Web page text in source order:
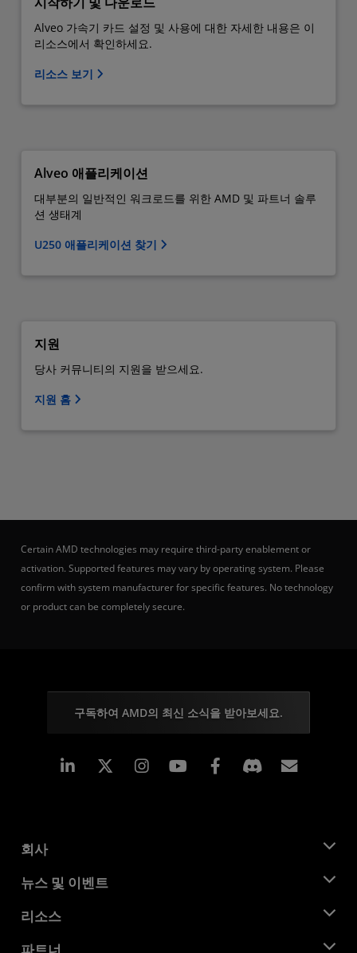
Alveo 가속기 카드 설정 및 사용에 대한 자세한 내용은 이
리소스에서 확인하세요.
리소스 보기
Alveo 애플리케이션
대부분의 일반적인 워크로드를 위한 AMD 및 파트너 솔루
션 생태계
U250 애플리케이션 찾기
지원
당사 커뮤니티의 지원을 받으세요.
지원 홈
Certain AMD technologies may require third-party enablement or
activation. Supported features may vary by operating system. Please
confirm with system manufacturer for specific features. No technology
or product can be completely secure.
구독하여 AMD의 최신 소식을 받아보세요.
Linkedin Instagram Facebook
회사
AMD 소개
기업의 사회적 책임
채용
뉴스 및 이벤트
뉴스룸
리소스
개발자 센트럴
파트너